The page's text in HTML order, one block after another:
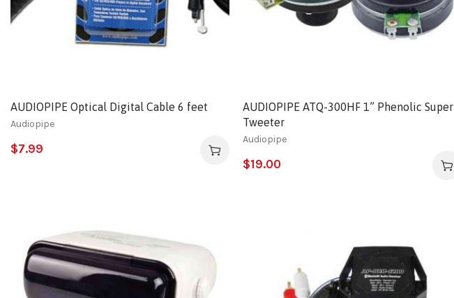
AUDIOPIPE Optical Digital Cable 6 feet
Audiopipe
$7.99
AUDIOPIPE ATQ-300HF 1” Phenolic Super
Tweeter
Audiopipe
$19.00